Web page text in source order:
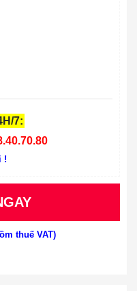
7:
!
thuế VAT)